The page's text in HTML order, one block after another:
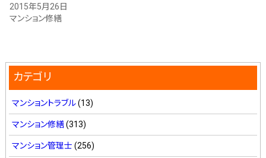
2015年5月26日
マンション修繕
カテゴリ
マンショントラブル(13)
マンション修繕(313)
マンション管理士 (256)